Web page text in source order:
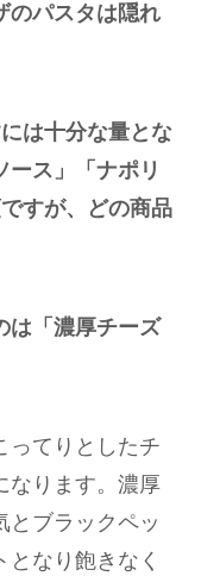
のパスタは隠れ
は十分な量とな
ース」「ナポリ
すが、どの商品
は「濃厚チーズ
ってりとしたチ
なります。濃厚
とブラックペッ
なり飽きなく